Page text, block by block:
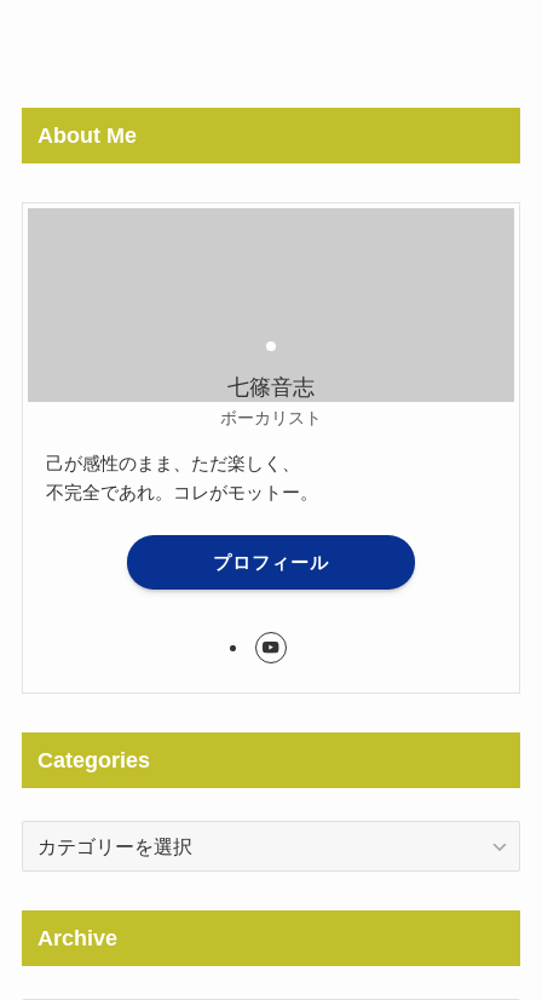
About Me
七篠音志
ボーカリスト
己が感性のまま、ただ楽しく、
不完全であれ。コレがモットー。
プロフィール
Categories
Categories
Archive